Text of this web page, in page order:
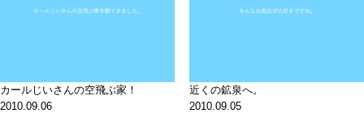
カールじいさんの空飛ぶ家！
2010.09.06
近くの鉱泉へ。
2010.09.05